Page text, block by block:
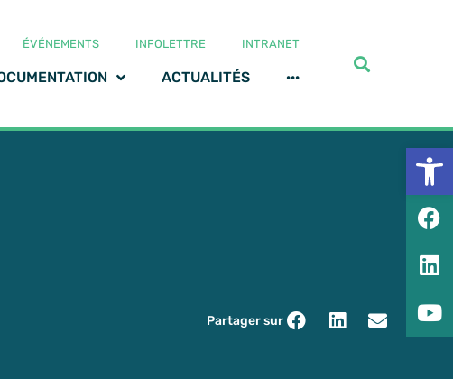
ÉVÉNEMENTS INFOLETTRE INTRANET
ACTUALITÉS ···
Partager sur